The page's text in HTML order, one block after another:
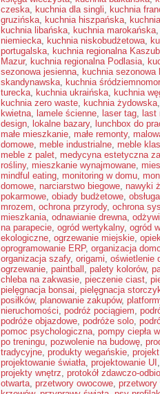
czeska, kuchnia dla singli, kuchnia
gruzińska, kuchnia hiszpańska,
kuchnia libańska, kuchnia marokańska,
niemiecka, kuchnia niskobudżetowa,
portugalska, kuchnia regionalna Kaszub
Mazur, kuchnia regionalna Podlasia,
sezonowa jesienna, kuchnia sezonowa
skandynawska, kuchnia
turecka, kuchnia ukraińska, kuchnia
kuchnia zero waste, kuchnia żydowska,
kwietna, lamele ścienne, laser tag, last
design, lokalne bazary, lunchbox do
małe mieszkanie, małe remonty,
domowe, meble industrialne, meble
meble z palet, medycyna estetyczna
rośliny, mieszkanie wynajmowane,
mindful eating, monitoring w domu,
domowe, narciarstwo biegowe, nawyki
pokarmowe, obiady budżetowe,
mrozem, ochrona przyrody, ochrona
mieszkania, odnawianie drewna,
na parapecie, ogród wertykalny, ogród
ekologiczne, ogrzewanie miejskie,
oprogramowanie ERP, organizacja
organizacja szafy, origami, oświetlenie
ogrzewanie, paintball , palety kolorów,
chleba na zakwasie, pieczenie ciast,
pielęgnacja bonsai, pielęgnacja
posiłków, planowanie zakupów,
nieruchomości, podróż pociągiem,
podróże objazdowe, podróże solo,
pomoc psychologiczna, pompy ciepła
po treningu, pozwolenie na budowę,
tradycyjne, produkty wegańskie,
projektowanie światła, projektowanie UI ,
projekty wnętrz, protokół zdawczo-
otwarta, przetwory owocowe, przetwory